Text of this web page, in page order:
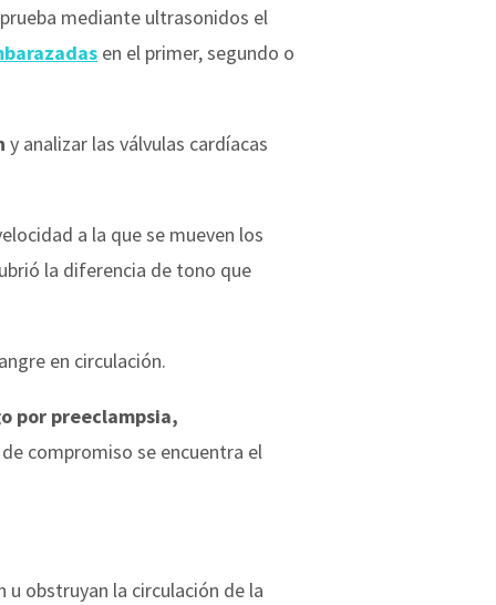
mediante ultrasonidos el
en el primer, segundo o
y analizar las válvulas cardíacas
a la que se mueven los
la diferencia de tono que
en circulación.
por preeclampsia,
compromiso se encuentra el
u obstruyan la circulación de la